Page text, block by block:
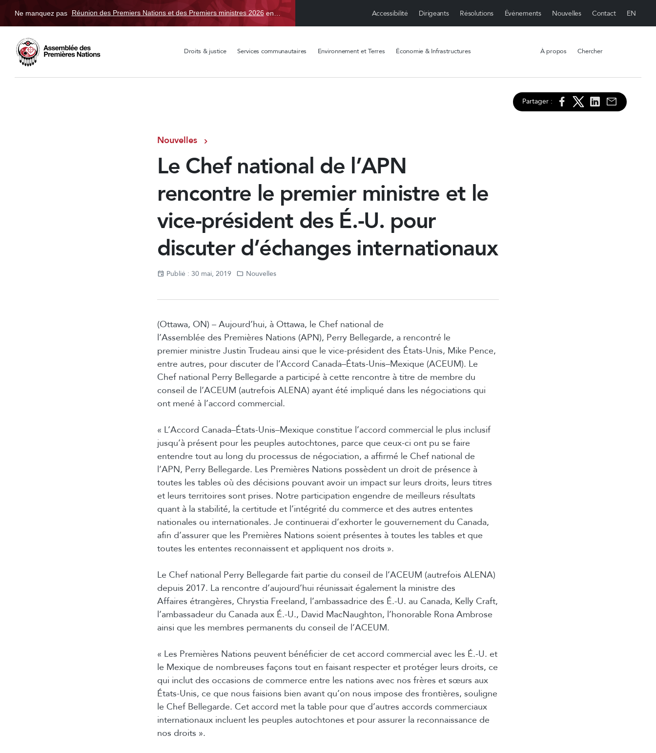
Ne manquez pas Réunion des Premiers Nations et des Premiers ministres 2026en TBD, du 15 avr. au 1 sept. Accessibilité Dirigeants Résolutions Événements Nouvelles Contact
Droits & justice Services communautaires Environnement et Terres Économie & Infrastructures À propos Chercher
Partager :
Nouvelles
Le Chef national de l’APN
rencontre le premier ministre et le
vice-président des É.-U. pour
discuter d’échanges internationaux
Publié : 30 mai, 2019 Nouvelles
(Ottawa, ON) – Aujourd’hui, à Ottawa, le Chef national de
l’Assemblée des Premières Nations (APN), Perry Bellegarde, a rencontré le
premier ministre Justin Trudeau ainsi que le vice-président des États-Unis, Mike Pence,
entre autres, pour discuter de l’Accord Canada–États-Unis–Mexique (ACEUM). Le
Chef national Perry Bellegarde a participé à cette rencontre à titre de membre du
conseil de l’ACEUM (autrefois ALENA) ayant été impliqué dans les négociations qui
ont mené à l’accord commercial.
« L’Accord Canada–États-Unis–Mexique constitue l’accord commercial le plus inclusif
jusqu’à présent pour les peuples autochtones, parce que ceux-ci ont pu se faire
entendre tout au long du processus de négociation, a affirmé le Chef national de
l’APN, Perry Bellegarde. Les Premières Nations possèdent un droit de présence à
toutes les tables où des décisions pouvant avoir un impact sur leurs droits, leurs titres
et leurs territoires sont prises. Notre participation engendre de meilleurs résultats
quant à la stabilité, la certitude et l’intégrité du commerce et des autres ententes
nationales ou internationales. Je continuerai d’exhorter le gouvernement du Canada,
afin d’assurer que les Premières Nations soient présentes à toutes les tables et que
toutes les ententes reconnaissent et appliquent nos droits ».
Le Chef national Perry Bellegarde fait partie du conseil de l’ACEUM (autrefois ALENA)
depuis 2017. La rencontre d’aujourd’hui réunissait également la ministre des
Affaires étrangères, Chrystia Freeland, l’ambassadrice des É.-U. au Canada, Kelly Craft,
l’ambassadeur du Canada aux É.-U., David MacNaughton, l’honorable Rona Ambrose
ainsi que les membres permanents du conseil de l’ACEUM.
« Les Premières Nations peuvent bénéficier de cet accord commercial avec les É.-U. et
le Mexique de nombreuses façons tout en faisant respecter et protéger leurs droits, ce
qui inclut des occasions de commerce entre les nations avec nos frères et sœurs aux
États-Unis, ce que nous faisions bien avant qu’on nous impose des frontières, souligne
le Chef Bellegarde. Cet accord met la table pour que d’autres accords commerciaux
internationaux incluent les peuples autochtones et pour assurer la reconnaissance de
nos droits ».